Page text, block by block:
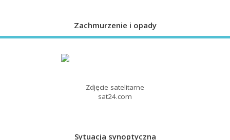
Zachmurzenie i opady
Zdjęcie satelitarne
sat24.com
Sytuacja synoptyczna